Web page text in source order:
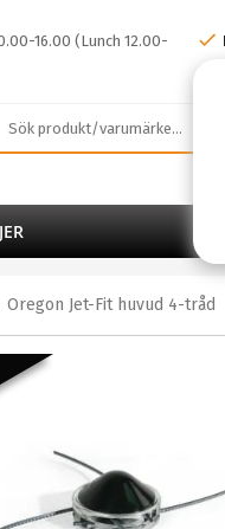
16.00 (Lunch 12.00-
Oregon Jet-Fit huvud 4-tråd